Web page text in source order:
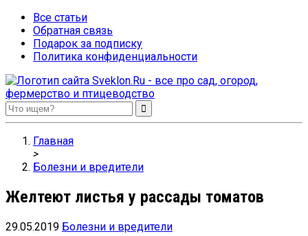
Все статьи
Обратная связь
Подарок за подписку
Политика конфиденциальности
Sveklon.Ru – все про сад, огород, фермерство и птицеводство
Главная
>
Болезни и вредители
Желтеют листья у рассады томатов
29.05.2019 Болезни и вредители